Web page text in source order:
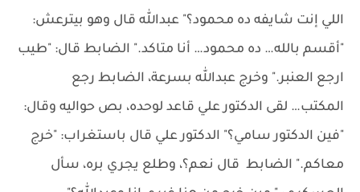
اللي إنت شايفه ده محمود؟" عبدالله قال وهو بيترعش:
"أقسم بالله… ده محمود… أنا متاكد." الضابط قال: "طيب
ارجع العنبر." وخرج عبدالله بسرعة، الضابط رجع
المكتب… لقى الدكتور علي قاعد لوحده، بص حواليه وقال:
"فين الدكتور سامي؟" الدكتور علي قال باستغراب: "خرج
معاكم." الضابط قال نعم؟، وطلع يجري بره، سأل